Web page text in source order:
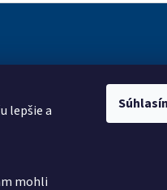
lepšie a
mohli
Vyhľadávanie